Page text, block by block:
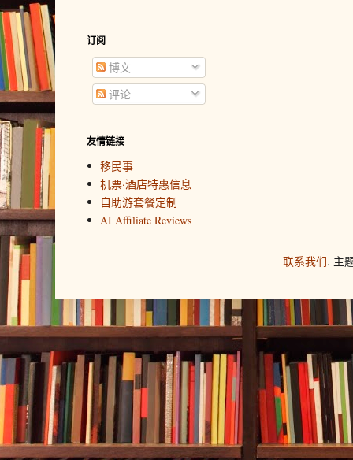
订阅
博文
评论
友情链接
移民事
机票·酒店特惠信息
自助游套餐定制
AI Affiliate Reviews
联系我们. 主